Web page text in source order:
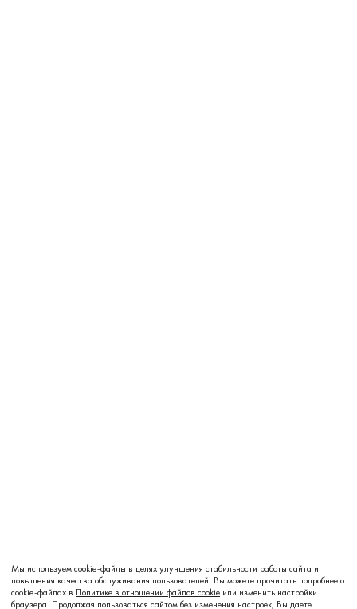
Мы используем cookie-файлы в целях улучшения стабильности работы сайта и
повышения качества обслуживания пользователей. Вы можете прочитать подробнее о
cookie-файлах в Политике в отношении файлов cookie или изменить настройки
браузера. Продолжая пользоваться сайтом без изменения настроек, Вы даете
Добавить в корзину